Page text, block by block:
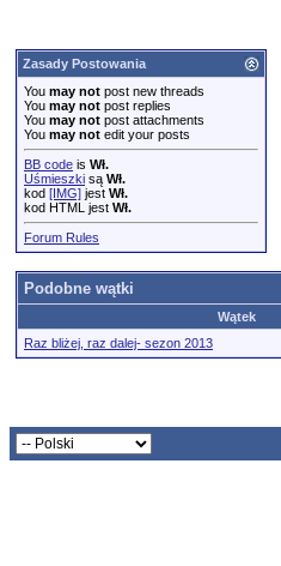
Zasady Postowania
You may not post new threads
You may not post replies
You may not post attachments
You may not edit your posts
BB code is Wł.
Uśmieszki są Wł.
kod [IMG] jest Wł.
kod HTML jest Wł.
Forum Rules
Podobne wątki
Wątek
Raz bliżej, raz dalej- sezon 2013